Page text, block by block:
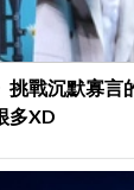
挑戰沉默寡言
多XD